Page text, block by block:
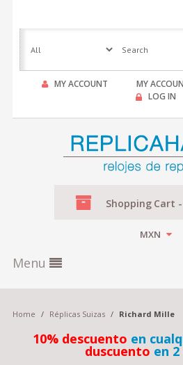
MY ACCOUNT MY
LOG IN
Shopping Cart -
MXN
Menu
Home / Réplicas Suizas / Richard Mille
10% descuento en
duscuento en